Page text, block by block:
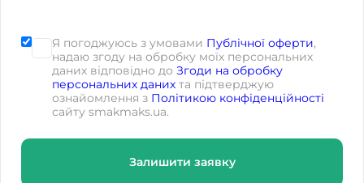
Я погоджуюсь з умовами Публічної оферти,
надаю згоду на обробку моїх персональних
даних відповідно до Згоди на обробку
персональних даних та підтверджую
ознайомлення з Політикою конфіденційності
сайту smakmaks.ua.
Залишити заявку